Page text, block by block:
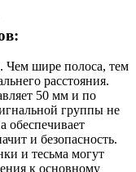
шире полоса, тем
расстояния.
50 мм и по
группы не
обеспечивает
и безопасность.
и тесьма могут
к основному